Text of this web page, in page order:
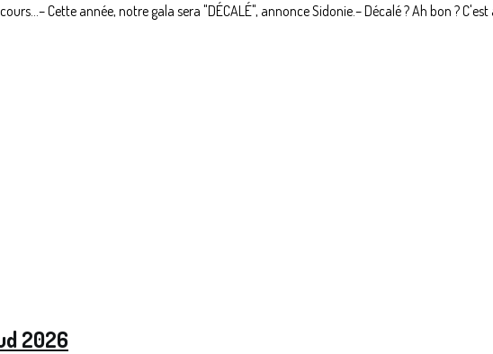
Cette année, notre gala sera "DÉCALÉ", annonce Sidonie.– Décalé ? Ah bon ?
2026